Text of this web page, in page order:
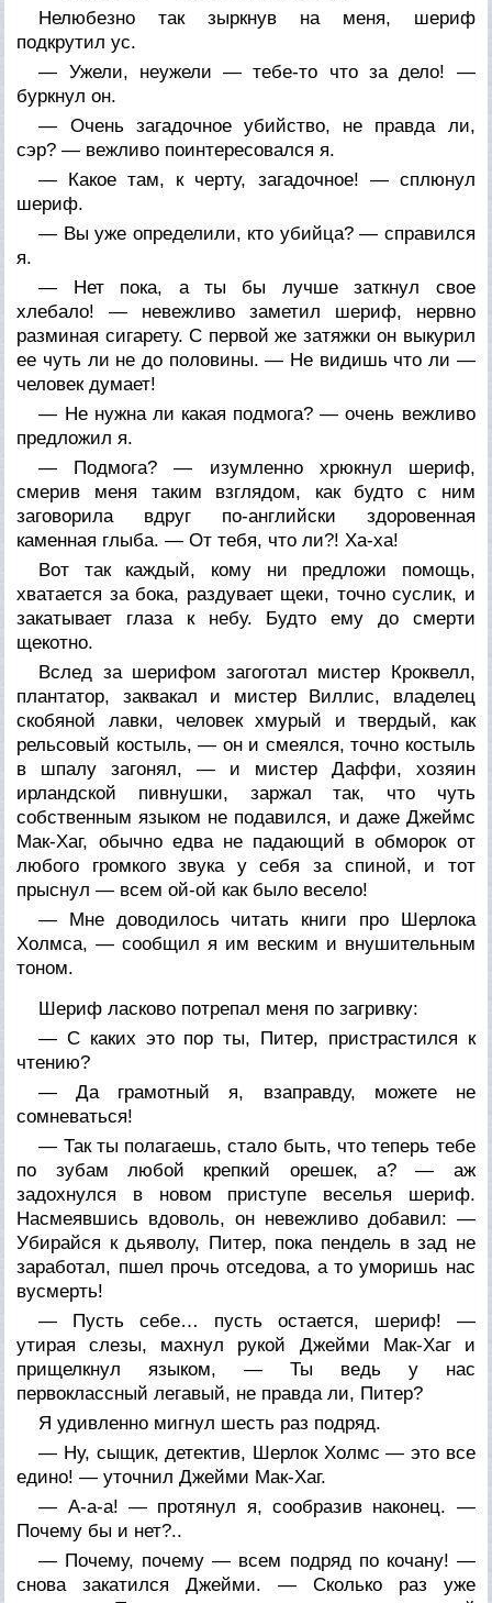
Нелюбезно так зыркнув на меня, шериф
подкрутил ус.
— Ужели, неужели — тебе-то что за дело! —
буркнул он.
— Очень загадочное убийство, не правда ли,
сэр? — вежливо поинтересовался я.
— Какое там, к черту, загадочное! — сплюнул
шериф.
— Вы уже определили, кто убийца? — справился
я.
— Нет пока, а ты бы лучше заткнул свое
хлебало! — невежливо заметил шериф, нервно
разминая сигарету. С первой же затяжки он выкурил
ее чуть ли не до половины. — Не видишь что ли —
человек думает!
— Не нужна ли какая подмога? — очень вежливо
предложил я.
— Подмога? — изумленно хрюкнул шериф,
смерив меня таким взглядом, как будто с ним
заговорила вдруг по-английски здоровенная
каменная глыба. — От тебя, что ли?! Ха-ха!
Вот так каждый, кому ни предложи помощь,
хватается за бока, раздувает щеки, точно суслик, и
закатывает глаза к небу. Будто ему до смерти
щекотно.
Вслед за шерифом загоготал мистер Кроквелл,
плантатор, заквакал и мистер Виллис, владелец
скобяной лавки, человек хмурый и твердый, как
рельсовый костыль, — он и смеялся, точно костыль
в шпалу загонял, — и мистер Даффи, хозяин
ирландской пивнушки, заржал так, что чуть
собственным языком не подавился, и даже Джеймс
Мак-Хаг, обычно едва не падающий в обморок от
любого громкого звука у себя за спиной, и тот
прыснул — всем ой-ой как было весело!
— Мне доводилось читать книги про Шерлока
Холмса, — сообщил я им веским и внушительным
тоном.
Шериф ласково потрепал меня по загривку:
— С каких это пор ты, Питер, пристрастился к
чтению?
— Да грамотный я, взаправду, можете не
сомневаться!
— Так ты полагаешь, стало быть, что теперь тебе
по зубам любой крепкий орешек, а? — аж
задохнулся в новом приступе веселья шериф.
Насмеявшись вдоволь, он невежливо добавил: —
Убирайся к дьяволу, Питер, пока пендель в зад не
заработал, пшел прочь отседова, а то уморишь нас
вусмерть!
— Пусть себе… пусть остается, шериф! —
утирая слезы, махнул рукой Джейми Мак-Хаг и
прищелкнул языком, — Ты ведь у нас
первоклассный легавый, не правда ли, Питер?
Я удивленно мигнул шесть раз подряд.
— Ну, сыщик, детектив, Шерлок Холмс — это все
едино! — уточнил Джейми Мак-Хаг.
— А-а-а! — протянул я, сообразив наконец. —
Почему бы и нет?..
— Почему, почему — всем подряд по кочану! —
снова закатился Джейми. — Сколько раз уже